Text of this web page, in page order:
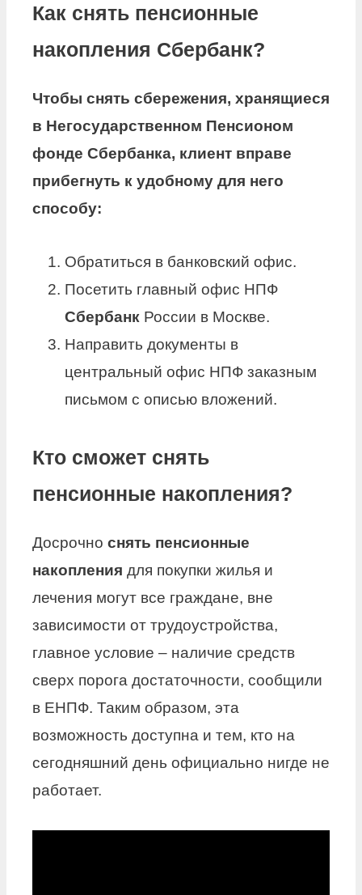
Как снять пенсионные
накопления Сбербанк?
Чтобы снять сбережения, хранящиеся
в Негосударственном Пенсионом
фонде Сбербанка, клиент вправе
прибегнуть к удобному для него
способу:
Обратиться в банковский офис.
Посетить главный офис НПФ
Сбербанк России в Москве.
Направить документы в
центральный офис НПФ заказным
письмом с описью вложений.
Кто сможет снять
пенсионные накопления?
Досрочно снять пенсионные
накопления для покупки жилья и
лечения могут все граждане, вне
зависимости от трудоустройства,
главное условие – наличие средств
сверх порога достаточности, сообщили
в ЕНПФ. Таким образом, эта
возможность доступна и тем, кто на
сегодняшний день официально нигде не
работает.